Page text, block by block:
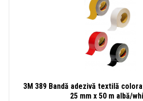
3M 389 Bandă adezivă textilă
25 mm x 50 m albă/